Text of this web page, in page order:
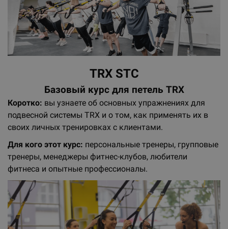
TRX STC
Базовый курс для петель TRX
Коротко: вы узнаете об основных упражнениях для
подвесной системы TRX и о том, как применять их в
своих личных тренировках с клиентами.
Для кого этот курс: персональные тренеры, групповые
тренеры, менеджеры фитнес-клубов, любители
фитнеса и опытные профессионалы.